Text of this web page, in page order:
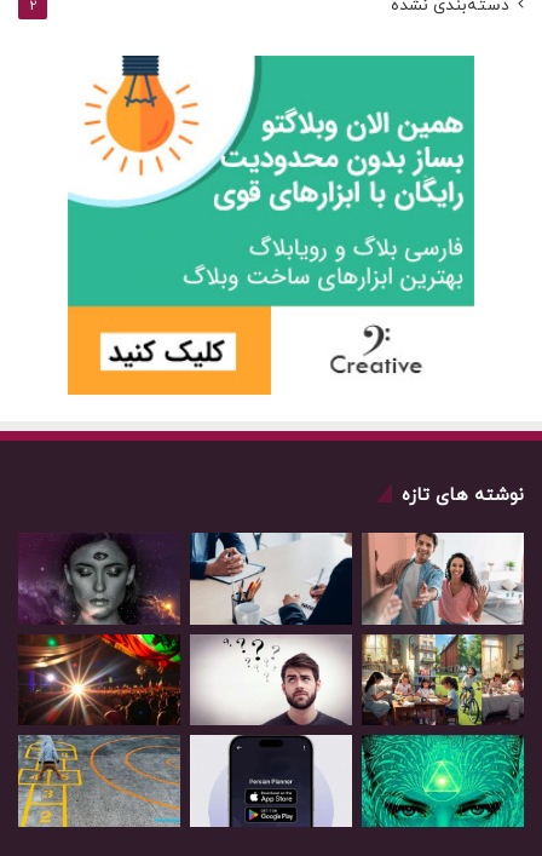
دسته‌بندی نشده 2
نوشته های تازه